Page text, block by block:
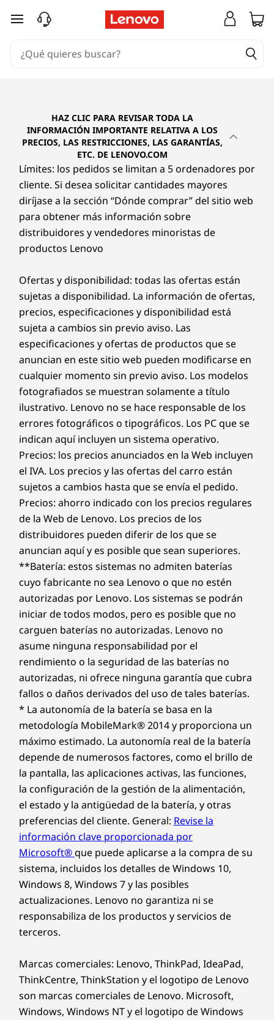
Ir al contenido principal
HAZ CLIC PARA REVISAR TODA LA
INFORMACIÓN IMPORTANTE RELATIVA A LOS
PRECIOS, LAS RESTRICCIONES, LAS GARANTÍAS,
ETC. DE LENOVO.COM
Límites: los pedidos se limitan a 5 ordenadores por
cliente. Si desea solicitar cantidades mayores
diríjase a la sección “Dónde comprar” del sitio web
para obtener más información sobre
distribuidores y vendedores minoristas de
productos Lenovo
Ofertas y disponibilidad: todas las ofertas están
sujetas a disponibilidad. La información de ofertas,
precios, especificaciones y disponibilidad está
sujeta a cambios sin previo aviso. Las
especificaciones y ofertas de productos que se
anuncian en este sitio web pueden modificarse en
cualquier momento sin previo aviso. Los modelos
fotografiados se muestran solamente a título
ilustrativo. Lenovo no se hace responsable de los
errores fotográficos o tipográficos. Los PC que se
indican aquí incluyen un sistema operativo.
Precios: los precios anunciados en la Web incluyen
el IVA. Los precios y las ofertas del carro están
sujetos a cambios hasta que se envía el pedido.
Precios: ahorro indicado con los precios regulares
de la Web de Lenovo. Los precios de los
distribuidores pueden diferir de los que se
anuncian aquí y es posible que sean superiores.
**Batería: estos sistemas no admiten baterías
cuyo fabricante no sea Lenovo o que no estén
autorizadas por Lenovo. Los sistemas se podrán
iniciar de todos modos, pero es posible que no
carguen baterías no autorizadas. Lenovo no
asume ninguna responsabilidad por el
rendimiento o la seguridad de las baterías no
autorizadas, ni ofrece ninguna garantía que cubra
fallos o daños derivados del uso de tales baterías.
* La autonomía de la batería se basa en la
metodología MobileMark® 2014 y proporciona un
máximo estimado. La autonomía real de la batería
depende de numerosos factores, como el brillo de
la pantalla, las aplicaciones activas, las funciones,
la configuración de la gestión de la alimentación,
el estado y la antigüedad de la batería, y otras
preferencias del cliente. General: Revise la
información clave proporcionada por
Microsoft®que puede aplicarse a la compra de su
sistema, incluidos los detalles de Windows 10,
Windows 8, Windows 7 y las posibles
actualizaciones. Lenovo no garantiza ni se
responsabiliza de los productos y servicios de
terceros.
Marcas comerciales: Lenovo, ThinkPad, IdeaPad,
ThinkCentre, ThinkStation y el logotipo de Lenovo
son marcas comerciales de Lenovo. Microsoft,
Windows, Windows NT y el logotipo de Windows